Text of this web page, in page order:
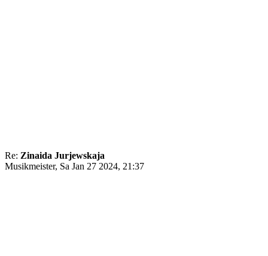
Re: Zinaida Jurjewskaja
Musikmeister, Sa Jan 27 2024, 21:37